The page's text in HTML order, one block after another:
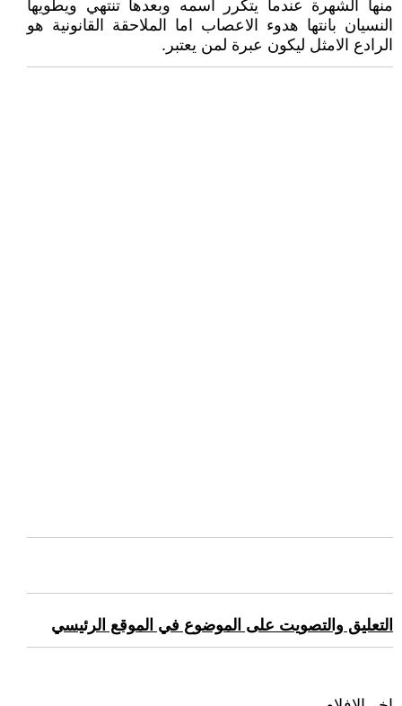
منها الشهرة عندما يتكرر اسمه وبعدها تنتهي ويطويها
النسيان بانتها هدوء الاعصاب اما الملاحقة القانونية هو
الرادع الامثل ليكون عبرة لمن يعتبر.
التعليق والتصويت على الموضوع في الموقع الرئيسي